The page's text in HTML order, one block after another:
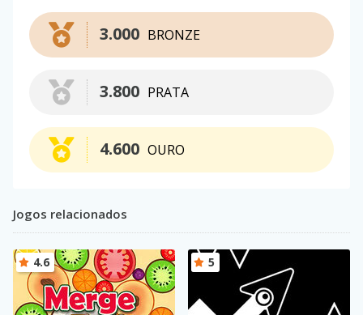
BRONZE
3.000
PRATA
3.800
OURO
4.600
Jogos relacionados
4.6 5